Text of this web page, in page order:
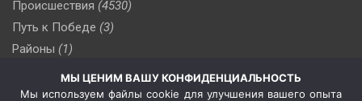
Происшествия (4530)
Путь к Победе (3)
Районы (1)
(510)
Сельское хозяйство (3)
МЫ ЦЕНИМ ВАШУ КОНФИДЕНЦИАЛЬНОСТЬ
Мы используем файлы cookie для улучшения вашего опыта